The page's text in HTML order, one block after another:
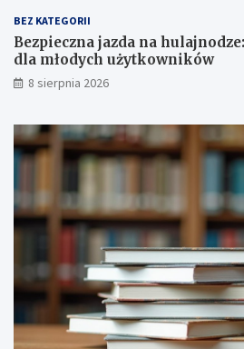
a
p
o
d
p
a
n
!
y
d
l
a
m
d
y
h
u
ż
o
n
i
BEZ KATEGORII
Bezpieczna jazda na
dla młodych użytkowników
8 sierpnia 2026